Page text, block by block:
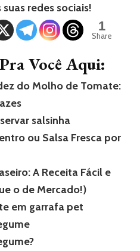
redes sociais!
1
Share
Você Aqui:
do Molho de Tomate:
salsinha
ou Salsa Fresca por
A Receita Fácil e
o de Mercado!)
em garrafa pet